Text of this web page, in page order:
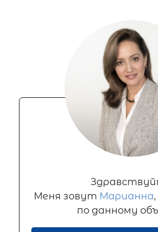
Меня зовут Марианна
по данному